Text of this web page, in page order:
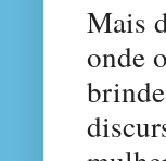
Mais
onde